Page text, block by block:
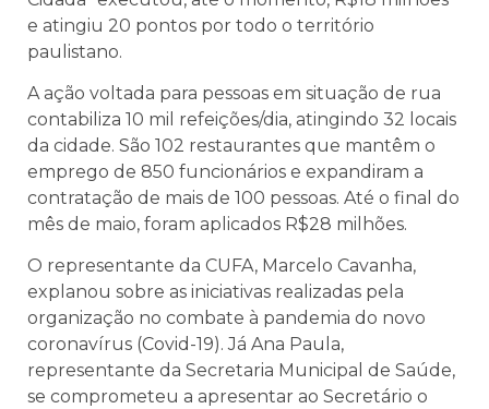
e atingiu 20 pontos por todo o território
paulistano.
A ação voltada para pessoas em situação de rua
contabiliza 10 mil refeições/dia, atingindo 32 locais
da cidade. São 102 restaurantes que mantêm o
emprego de 850 funcionários e expandiram a
contratação de mais de 100 pessoas. Até o final do
mês de maio, foram aplicados R$28 milhões.
O representante da CUFA, Marcelo Cavanha,
explanou sobre as iniciativas realizadas pela
organização no combate à pandemia do novo
coronavírus (Covid-19). Já Ana Paula,
representante da Secretaria Municipal de Saúde,
se comprometeu a apresentar ao Secretário o